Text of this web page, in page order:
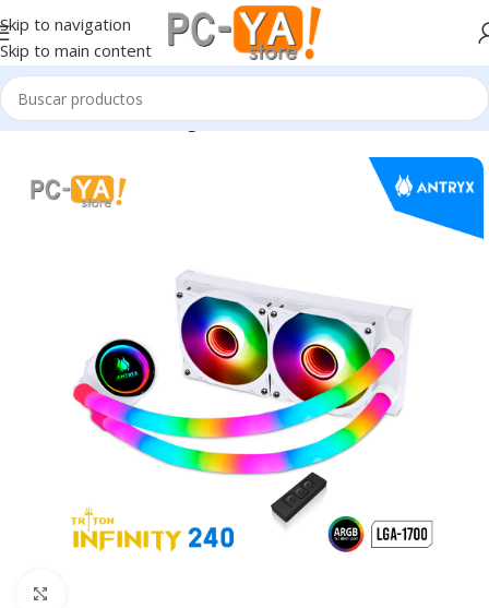
Skip to navigation
Skip to main content
Inicio Sistema de Refrigeración